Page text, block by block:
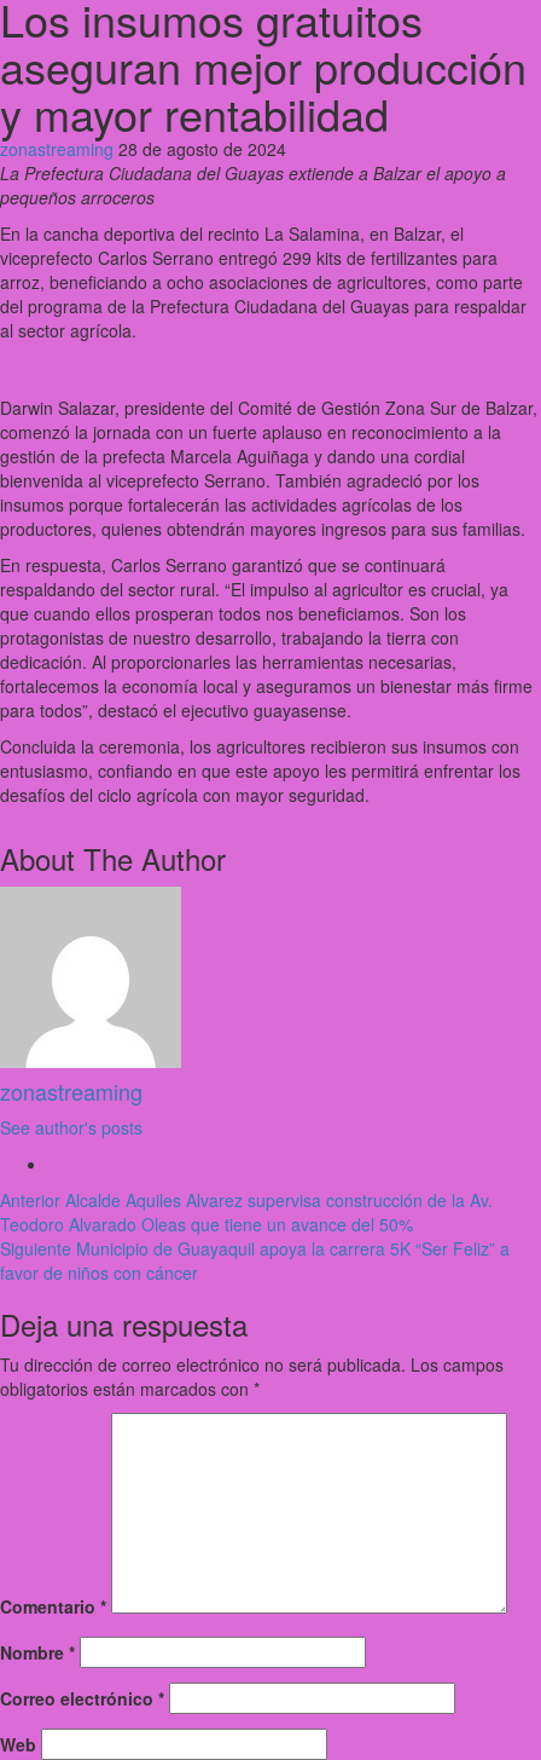
Los insumos gratuitos
aseguran mejor producción
y mayor rentabilidad
zonastreaming 28 de agosto de 2024
La Prefectura Ciudadana del Guayas extiende a Balzar el apoyo a
pequeños arroceros
En la cancha deportiva del recinto La Salamina, en Balzar, el
viceprefecto Carlos Serrano entregó 299 kits de fertilizantes para
arroz, beneficiando a ocho asociaciones de agricultores, como parte
del programa de la Prefectura Ciudadana del Guayas para respaldar
al sector agrícola.
Darwin Salazar, presidente del Comité de Gestión Zona Sur de Balzar,
comenzó la jornada con un fuerte aplauso en reconocimiento a la
gestión de la prefecta Marcela Aguiñaga y dando una cordial
bienvenida al viceprefecto Serrano. También agradeció por los
insumos porque fortalecerán las actividades agrícolas de los
productores, quienes obtendrán mayores ingresos para sus familias.
En respuesta, Carlos Serrano garantizó que se continuará
respaldando del sector rural. “El impulso al agricultor es crucial, ya
que cuando ellos prosperan todos nos beneficiamos. Son los
protagonistas de nuestro desarrollo, trabajando la tierra con
dedicación. Al proporcionarles las herramientas necesarias,
fortalecemos la economía local y aseguramos un bienestar más firme
para todos”, destacó el ejecutivo guayasense.
Concluida la ceremonia, los agricultores recibieron sus insumos con
entusiasmo, confiando en que este apoyo les permitirá enfrentar los
desafíos del ciclo agrícola con mayor seguridad.
About The Author
zonastreaming
See author's posts
Post
navigation
Anterior Alcalde Aquiles Alvarez supervisa construcción de la Av.
Teodoro Alvarado Oleas que tiene un avance del 50%
Siguiente Municipio de Guayaquil apoya la carrera 5K “Ser Feliz” a
favor de niños con cáncer
Deja una respuesta
Tu dirección de correo electrónico no será publicada. Los campos
obligatorios están marcados con *
Comentario *
Nombre *
Correo electrónico *
Web